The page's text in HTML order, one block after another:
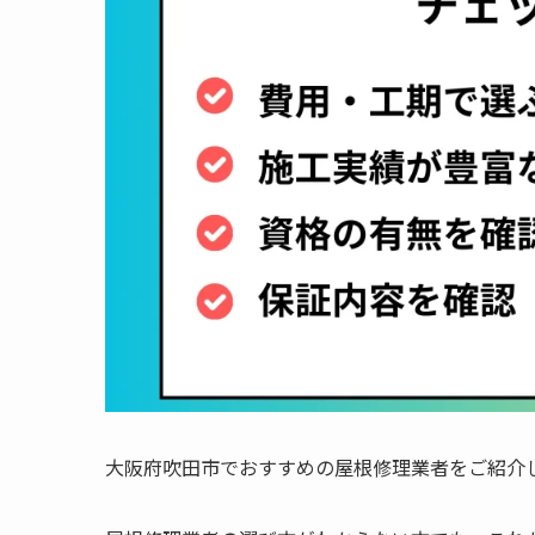
大阪府吹田市でおすすめの屋根修理業者をご紹介